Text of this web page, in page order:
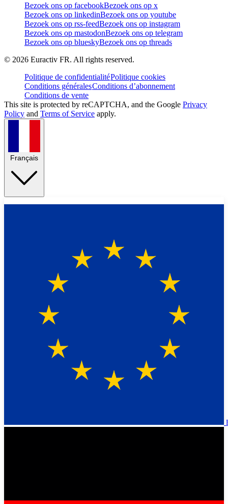
Bezoek ons op facebookBezoek ons op x
Bezoek ons op linkedinBezoek ons op youtube
Bezoek ons op rss-feedBezoek ons op instagram
Bezoek ons op mastodonBezoek ons op telegram
Bezoek ons op blueskyBezoek ons op threads
© 2026 Euractiv FR. All rights reserved.
Politique de confidentialitéPolitique cookies
Conditions généralesConditions d’abonnement
Conditions de vente
This site is protected by reCAPTCHA, and the Google Privacy
Policy and Terms of Service apply.
Français